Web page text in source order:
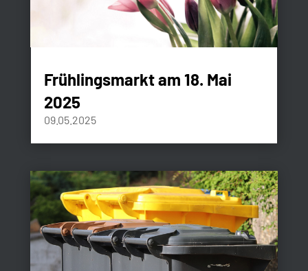
Frühlingsmarkt am 18. Mai
2025
09.05.2025